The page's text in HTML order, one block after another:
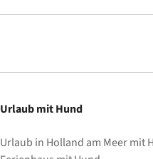
Urlaub mit Hund
Urlaub in Holland am Meer mit